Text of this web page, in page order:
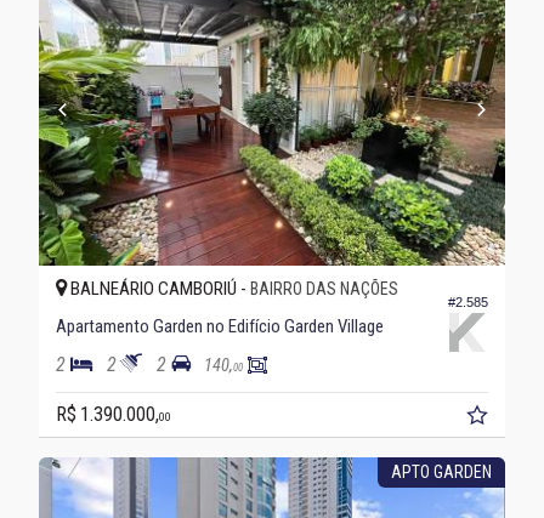
#2.585
BALNEÁRIO CAMBORIÚ - BAIRRO DAS NAÇÕES
Apartamento Garden no Edifício Garden Village
2 2 2 140,00
R$ 1.390.000,00
APTO GARDEN